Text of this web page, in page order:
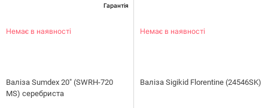
Гарантія
Немає в наявності
Валіза Sumdex 20" (SWRH-720
MS) серебриста
Немає в наявності
Валіза Sigikid Florentine (24546SK)